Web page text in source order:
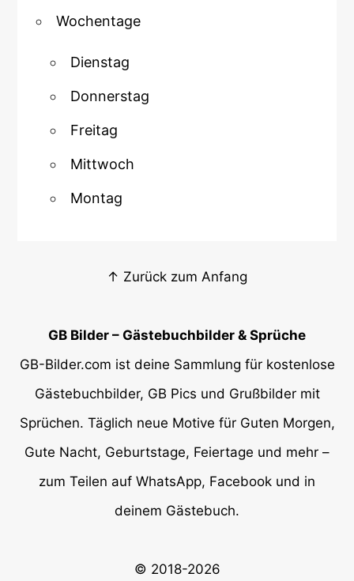
Wochentage
Dienstag
Donnerstag
Freitag
Mittwoch
Montag
↑ Zurück zum Anfang
GB Bilder – Gästebuchbilder & Sprüche
GB-Bilder.com ist deine Sammlung für kostenlose
Gästebuchbilder, GB Pics und Grußbilder mit
Sprüchen. Täglich neue Motive für Guten Morgen,
Gute Nacht, Geburtstage, Feiertage und mehr –
zum Teilen auf WhatsApp, Facebook und in
deinem Gästebuch.
© 2018-2026